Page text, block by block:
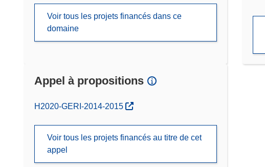
Voir tous les projets financés dans ce
domaine
Appel à propositions
(s’ouvre dans une nouvelle fenêtre)
H2020-GERI-2014-2015
Voir tous les projets financés au titre de cet
appel